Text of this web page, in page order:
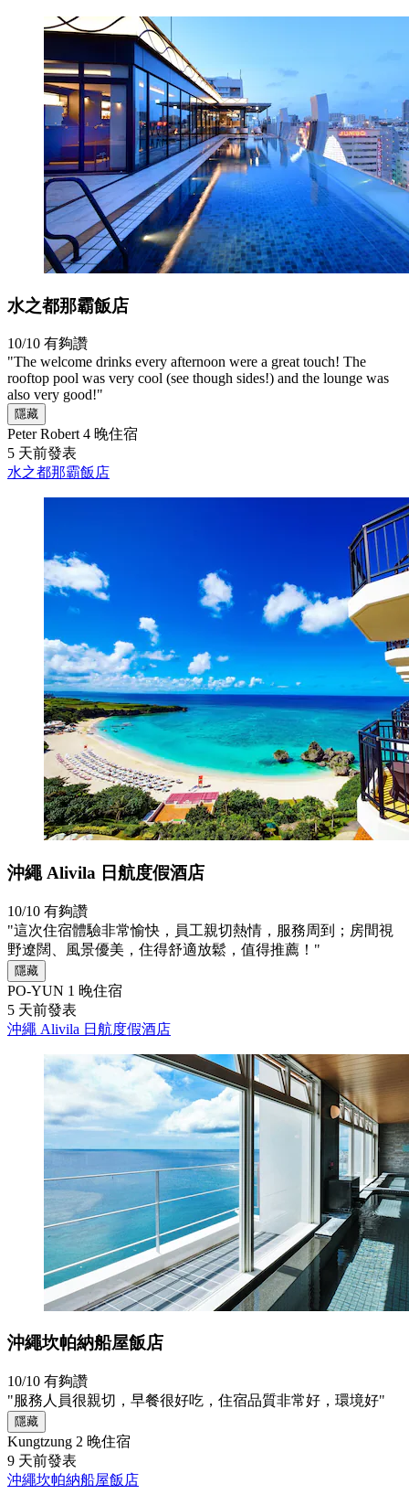
水之都那霸飯店
10/10 有夠讚
"The welcome drinks every afternoon were a great touch! The
rooftop pool was very cool (see though sides!) and the lounge was
also very good!"
隱藏
Peter Robert 4 晚住宿
5 天前發表
水之都那霸飯店
沖繩 Alivila 日航度假酒店
10/10 有夠讚
"這次住宿體驗非常愉快，員工親切熱情，服務周到；房間視
野遼闊、風景優美，住得舒適放鬆，值得推薦！"
隱藏
PO-YUN 1 晚住宿
5 天前發表
沖繩 Alivila 日航度假酒店
沖繩坎帕納船屋飯店
10/10 有夠讚
"服務人員很親切，早餐很好吃，住宿品質非常好，環境好"
隱藏
Kungtzung 2 晚住宿
9 天前發表
沖繩坎帕納船屋飯店